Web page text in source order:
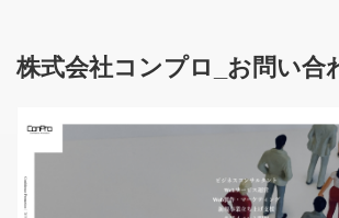
株式会社コンプロ_お問い合